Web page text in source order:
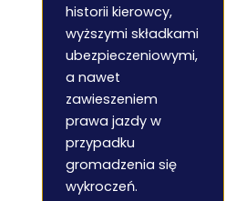
historii kierowcy,
wyższymi składkami
ubezpieczeniowymi,
a nawet
zawieszeniem
prawa jazdy w
przypadku
gromadzenia się
wykroczeń.